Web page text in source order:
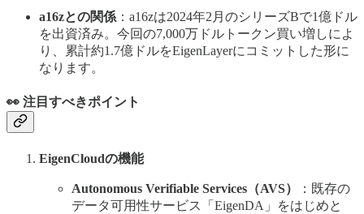
a16zとの関係 ：a16zは2024年2月のシリーズBで1億ドル
を出資済み。今回の7,000万ドルトークン買い増しによ
り、累計約1.7億ドルをEigenLayerにコミットした形に
なります。
👀 注目すべきポイント
EigenCloudの機能
Autonomous Verifiable Services（AVS）
：既存の
データ可用性サービス「EigenDA」をはじめと